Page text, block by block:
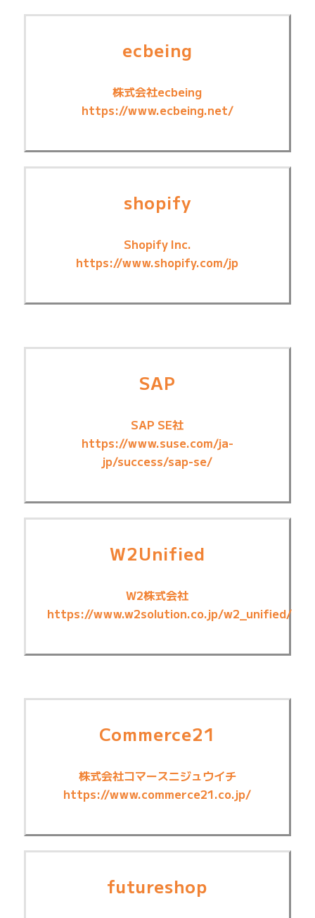
ecbeing
株式会社ecbeing
https://www.ecbeing.net/
shopify
Shopify Inc.
https://www.shopify.com/jp
SAP
SAP SE社
https://www.suse.com/ja-
jp/success/sap-se/
W2Unified
W2株式会社
https://www.w2solution.co.jp/w2_unified/
Commerce21
株式会社コマースニジュウイチ
https://www.commerce21.co.jp/
futureshop